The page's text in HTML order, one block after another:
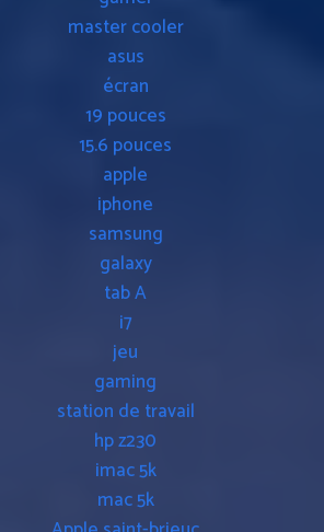
master cooler
asus
écran
19 pouces
15.6 pouces
apple
iphone
samsung
galaxy
tab A
i7
jeu
gaming
station de travail
hp z230
imac 5k
mac 5k